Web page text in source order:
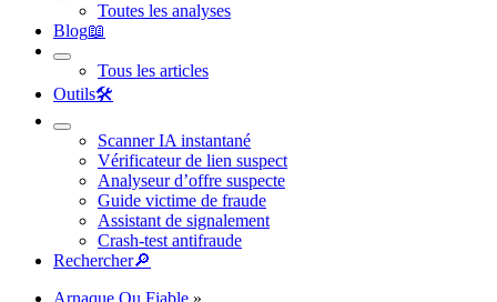
Toutes les analyses
Blog📖︎
Tous les articles
Outils🛠︎
Scanner IA instantané
Vérificateur de lien suspect
Analyseur d’offre suspecte
Guide victime de fraude
Assistant de signalement
Crash-test antifraude
Rechercher🔎︎
Arnaque Ou Fiable »